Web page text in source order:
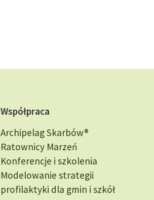
Współpraca
Archipelag Skarbów®
Ratownicy Marzeń
Konferencje i szkolenia
Modelowanie strategii
profilaktyki dla gmin i szkół